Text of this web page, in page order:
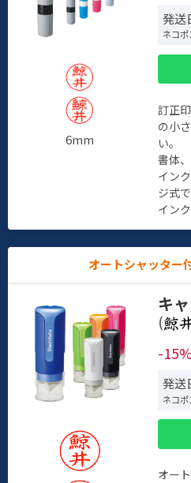
6mm
発送
ネコポ
訂正
の小
い。
書体
イン
ジ式
イン
オートシャッター
キ
(
-15%
発送
ネコポ
オー